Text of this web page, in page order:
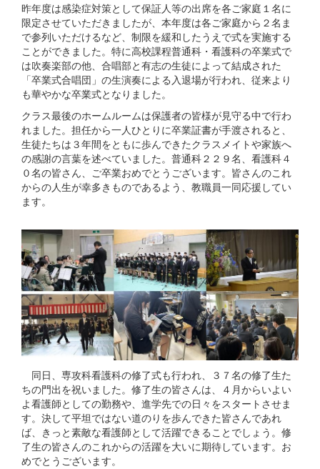
昨年度は感染症対策として保証人等の出席を各ご家庭１名に
限定させていただきましたが、本年度は各ご家庭から２名ま
で参列いただけるなど、制限を緩和したうえで式を実施する
ことができました。特に高校課程普通科・看護科の卒業式で
は吹奏楽部の他、合唱部と有志の生徒によって結成された
「卒業式合唱団」の生演奏による入退場が行われ、従来より
も華やかな卒業式となりました。
クラス最後のホームルームは保護者の皆様が見守る中で行わ
れました。担任から一人ひとりに卒業証書が手渡されると、
生徒たちは３年間をともに歩んできたクラスメイトや家族へ
の感謝の言葉を述べていました。普通科２２９名、看護科４
０名の皆さん、ご卒業おめでとうございます。皆さんのこれ
からの人生が幸多きものであるよう、教職員一同応援してい
ます。
同日、専攻科看護科の修了式も行われ、３７名の修了生た
ちの門出を祝いました。修了生の皆さんは、４月からいよい
よ看護師としての勤務や、進学先での日々をスタートさせま
す。決して平坦ではない道のりを歩んできた皆さんであれ
ば、きっと素敵な看護師として活躍できることでしょう。修
了生の皆さんのこれからの活躍を大いに期待しています。お
めでとうございます。